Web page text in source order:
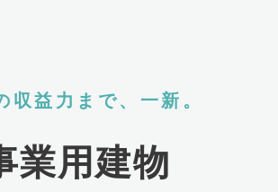
収益力まで、一新。
業用建物